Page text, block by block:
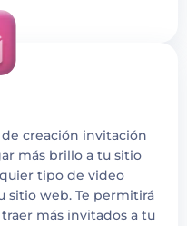
creación invitación
más brillo a tu sitio
tipo de video
sitio web. Te permitirá
más invitados a tu